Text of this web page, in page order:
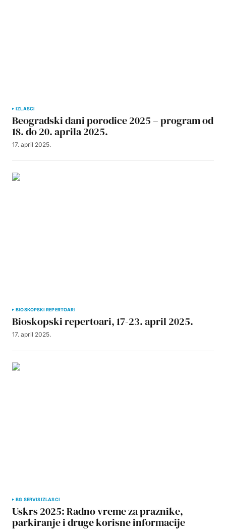
IZLASCI
Beogradski dani porodice 2025 – program od
18. do 20. aprila 2025.
17. april 2025.
BIOSKOPSKI REPERTOARI
Bioskopski repertoari, 17-23. april 2025.
17. april 2025.
BG SERVISIZLASCI
Uskrs 2025: Radno vreme za praznike,
parkiranje i druge korisne informacije